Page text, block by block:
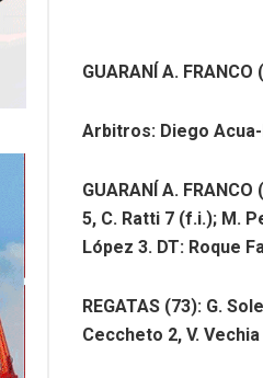
GUARANÍ A. FRANCO
Arbitros: Diego
GUARANÍ A.
5, C. Ratti 7 (f.i.); M.
López 3. DT: Roque
REGATAS (73): G.
Ceccheto 2, V.